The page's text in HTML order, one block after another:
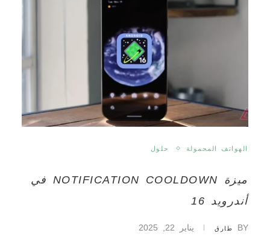
الهواتف المحمولة حلول
ميزة NOTIFICATION COOLDOWN في
أندرويد 16
BY طارق يناير 22, 2025